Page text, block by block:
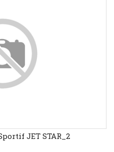
JET STAR_2